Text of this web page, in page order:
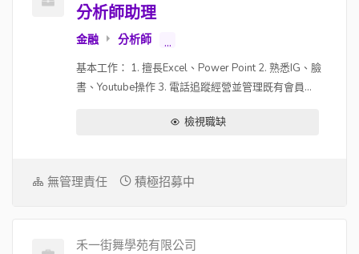
分析師助理
金融 分析師 ...
基本工作： 1. 擅長Excel、Power Point 2. 熟悉IG、臉
書、Youtube操作 3. 電話追蹤經營並管理既有會員...
檢視職缺
無管理責任 積極招募中
禾一街舞學苑有限公司